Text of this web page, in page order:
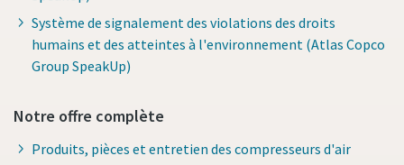
Système de signalement des violations des droits
humains et des atteintes à l'environnement (Atlas Copco
Group SpeakUp)
Notre offre complète
Produits, pièces et entretien des compresseurs d'air